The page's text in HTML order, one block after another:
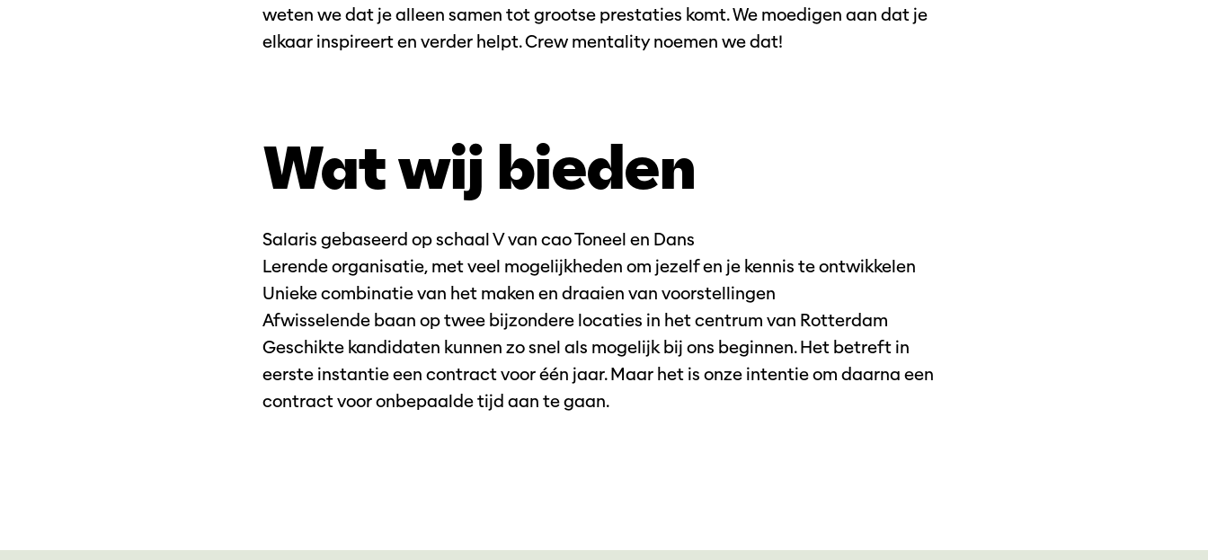
weten we dat je alleen samen tot grootse prestaties komt. We moedigen aan dat je
elkaar inspireert en verder helpt. Crew mentality noemen we dat!
Wat wij bieden
Salaris gebaseerd op schaal V van cao Toneel en Dans
Lerende organisatie, met veel mogelijkheden om jezelf en je kennis te ontwikkelen
Unieke combinatie van het maken en draaien van voorstellingen
Afwisselende baan op twee bijzondere locaties in het centrum van Rotterdam
Geschikte kandidaten kunnen zo snel als mogelijk bij ons beginnen. Het betreft in
eerste instantie een contract voor één jaar. Maar het is onze intentie om daarna een
contract voor onbepaalde tijd aan te gaan.